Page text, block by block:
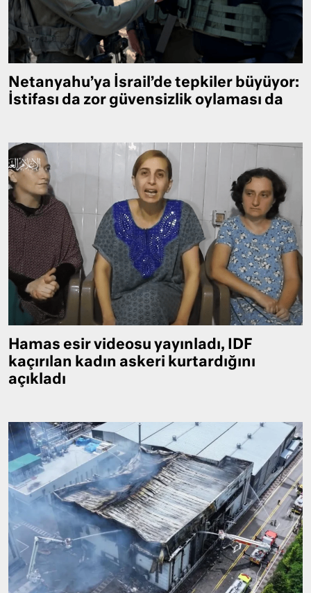
Netanyahu’ya İsrail’de tepkiler büyüyor:
İstifası da zor güvensizlik oylaması da
Hamas esir videosu yayınladı, IDF
kaçırılan kadın askeri kurtardığını
açıkladı